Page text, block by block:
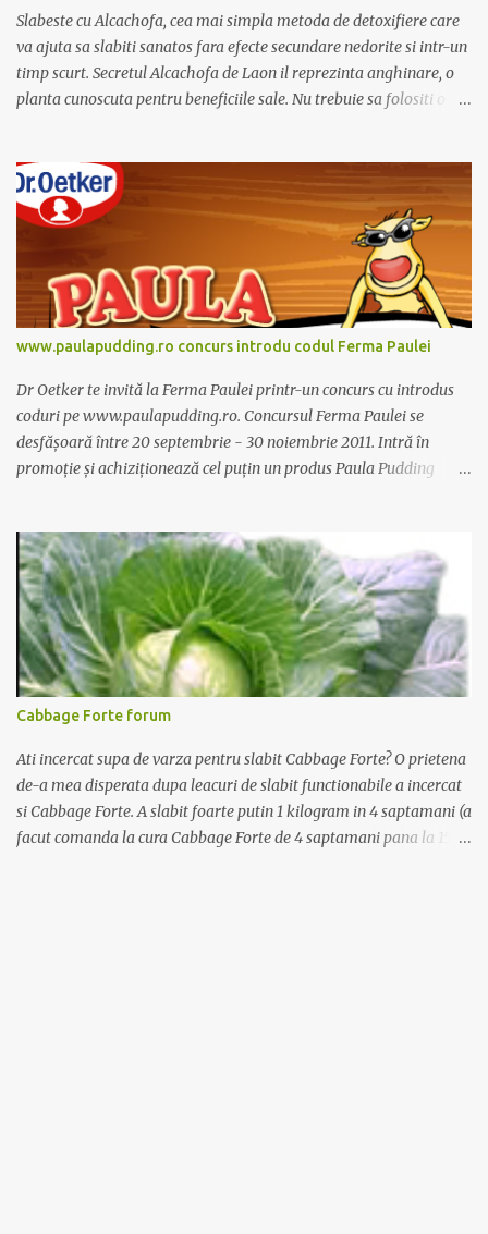
a
r
u
Slabeste cu Alcachofa, cea mai simpla metoda de detoxifiere care
va ajuta sa slabiti sanatos fara efecte secundare nedorite si intr-un
timp scurt. Secretul Alcachofa de Laon il reprezinta anghinare, o
planta cunoscuta pentru beneficiile sale. Nu trebuie sa folositi o
www.paulapudding.ro concurs introdu codul Ferma Paulei
Dr Oetker te invită la Ferma Paulei printr-un concurs cu introdus
coduri pe www.paulapudding.ro. Concursul Ferma Paulei se
desfășoară între 20 septembrie - 30 noiembrie 2011. Intră în
promoție și achiziționează cel puțin un produs Paula Pudding
concurs Ferma Paulei. Poți căștiga zilnic truse de grădinărit,
săptămânal tractorașul fermierului sau premiul cel mare o
excursie la o super-fermă din Anglia. Mai multe coduri, mai multe
șanse de câștig. Câștigători si regulament pe
www.paulapudding.ro.
Cabbage Forte forum
Ati incercat supa de varza pentru slabit Cabbage Forte? O prietena
de-a mea disperata dupa leacuri de slabit functionabile a incercat
si Cabbage Forte. A slabit foarte putin 1 kilogram in 4 saptamani (a
facut comanda la cura Cabbage Forte de 4 saptamani pana la 15